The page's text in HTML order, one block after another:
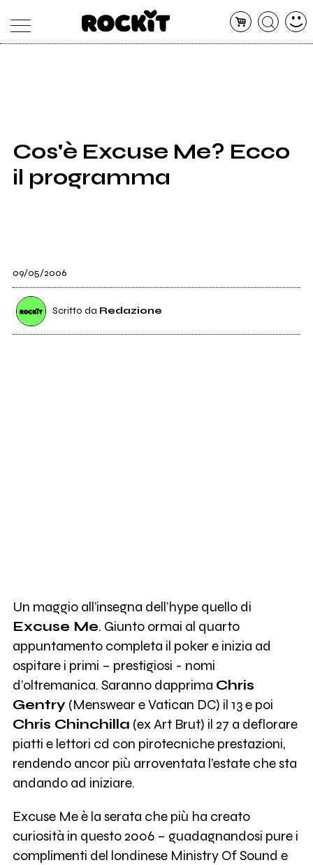
SHOP
RADIO
Cos'è Excuse Me? Ecco
il programma
09/05/2006
Scritto da Redazione
Un maggio all’insegna dell’hype quello di
Excuse Me. Giunto ormai al quarto
appuntamento completa il poker e inizia ad
ospitare i primi – prestigiosi - nomi
d’oltremanica. Saranno dapprima Chris
Gentry(Menswear e Vatican DC) il 13 e poi
Chris Chinchilla (ex Art Brut) il 27 a deflorare
piatti e lettori cd con pirotecniche prestazioni,
rendendo ancor più arroventata l’estate che sta
andando ad iniziare.
Excuse Me è la serata che più ha creato
curiosità in questo 2006 – guadagnandosi pure i
complimenti del londinese Ministry Of Sound e